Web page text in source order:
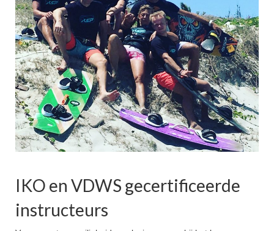
IKO en VDWS gecertificeerde
instructeurs